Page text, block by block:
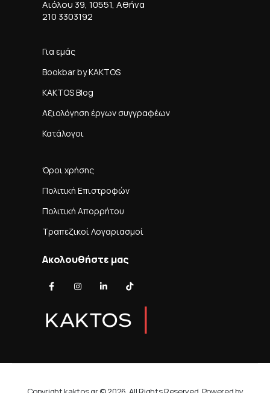
Αιόλου 39, 10551, Αθήνα
210 3303192
Για εμάς
Bookbar by KAKTOS
KAKTOS Blog
Αξιολόγηση έργων συγγραφέων
Κατάλογοι
Όροι χρήσης
Πολιτική Επιστροφών
Πολιτική Απορρήτου
Τραπεζικοί Λογαριασμοί
Ακολουθήστε μας